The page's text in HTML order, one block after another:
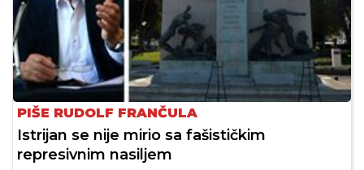
PIŠE RUDOLF FRANČULA
Istrijan se nije mirio sa fašističkim
represivnim nasiljem